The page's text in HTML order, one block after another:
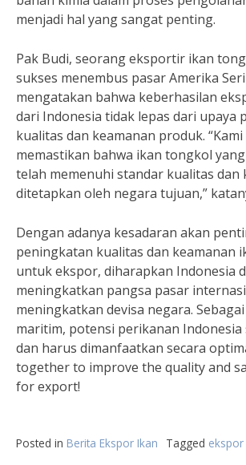
menjadi hal yang sangat penting.
Pak Budi, seorang eksportir ikan
sukses menembus pasar Amerika
mengatakan bahwa keberhasilan
dari Indonesia tidak lepas dari upaya
kualitas dan keamanan produk. “Kami
memastikan bahwa ikan tongkol
telah memenuhi standar kualitas dan
ditetapkan oleh negara tujuan,”
Dengan adanya kesadaran akan
peningkatan kualitas dan keamanan
untuk ekspor, diharapkan Indonesia
meningkatkan pangsa pasar
meningkatkan devisa negara.
maritim, potensi perikanan
dan harus dimanfaatkan secara
together to improve the quality and
for export!
Posted in Berita Ekspor Ikan Tagged